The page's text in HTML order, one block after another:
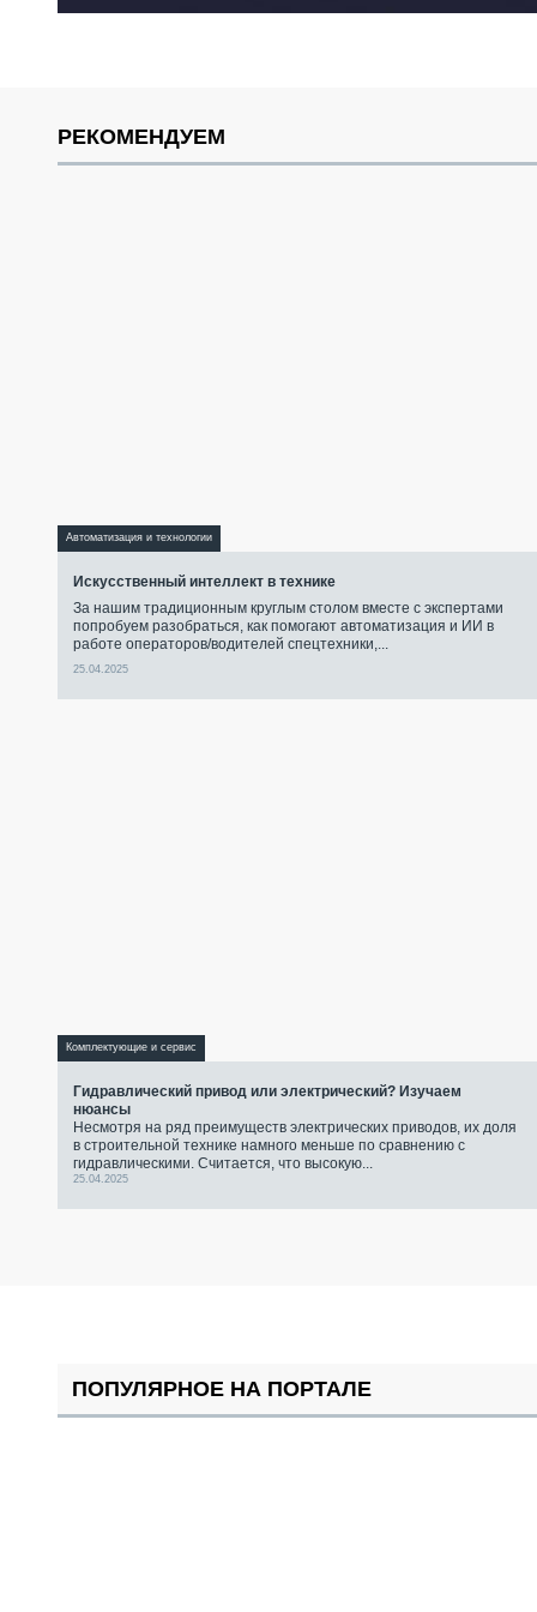
РЕКОМЕНДУЕМ
Автоматизация и технологии
Искусственный интеллект в технике
За нашим традиционным круглым столом вместе с экспертами
попробуем разобраться, как помогают автоматизация и ИИ в
работе операторов/водителей спецтехники,...
25.04.2025
Комплектующие и сервис
Гидравлический привод или электрический? Изучаем
нюансы
Несмотря на ряд преимуществ электрических приводов, их доля
в строительной технике намного меньше по сравнению с
гидравлическими. Считается, что высокую...
25.04.2025
ПОПУЛЯРНОЕ НА ПОРТАЛЕ